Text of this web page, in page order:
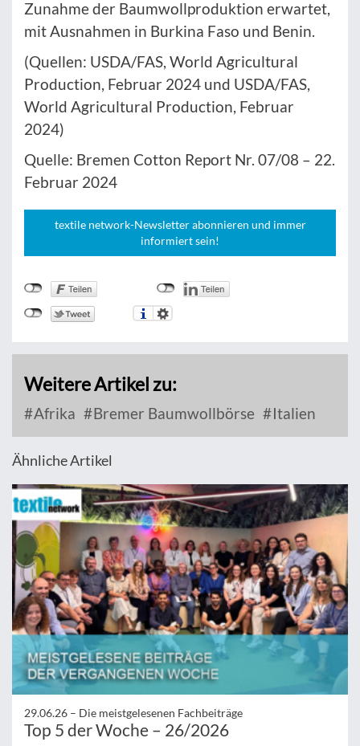
Zunahme der Baumwollproduktion erwartet,
mit Ausnahmen in Burkina Faso und Benin.
(Quellen: USDA/FAS, World Agricultural
Production, Februar 2024 und USDA/FAS,
World Agricultural Production, Februar
2024)
Quelle: Bremen Cotton Report Nr. 07/08 – 22.
Februar 2024
textile network-Newsletter abonnieren und immer
informiert sein!
Weitere Artikel zu:
Afrika Bremer Baumwollbörse Italien
Ähnliche Artikel
29.06.26 – Die meistgelesenen Fachbeiträge
Top 5 der Woche – 26/2026